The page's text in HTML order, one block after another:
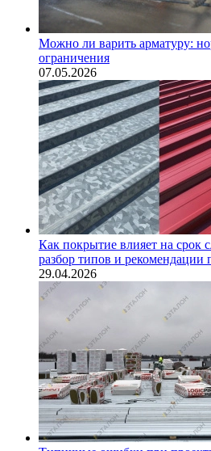
Можно ли варить арматуру:
ограничения
07.05.2026
Как покрытие влияет на срок
разбор типов и рекомендации
29.04.2026